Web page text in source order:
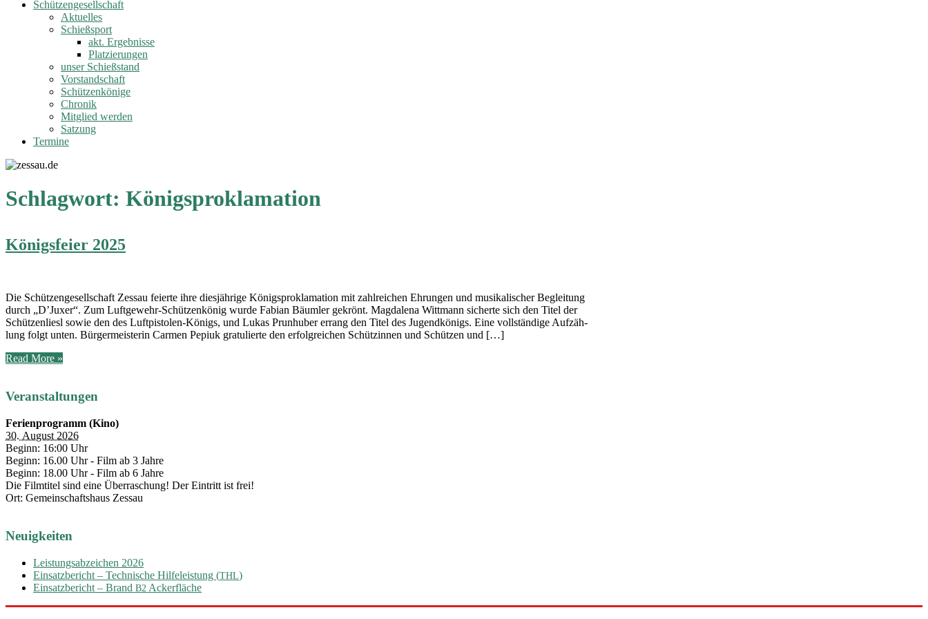
Schützengesellschaft
Aktuelles
Schießsport
akt. Ergebnisse
Platzierungen
unser Schießstand
Vorstandschaft
Schützenkönige
Chronik
Mitglied werden
Satzung
Termine
Schlagwort: Königsproklamation
Königsfeier 2025
Die Schüt­zen­ge­sell­schaft Zessau fei­er­te ihre dies­jäh­ri­ge Königs­pro­kla­ma­ti­on mit zahl­rei­chen Ehrun­gen und musi­ka­li­scher Beglei­tung
durch „D’Juxer“. Zum Luft­­ge­­wehr-Schü­t­­zen­­kö­­nig wur­de Fabi­an Bäum­ler gekrönt. Mag­da­le­na Witt­mann sicher­te sich den Titel der
Schüt­zen­liesl sowie den des Luft­­pis­­to­­len-Königs, und Lukas Prun­hu­ber errang den Titel des Jugend­kö­nigs. Eine voll­stän­di­ge Auf­zäh­
lung folgt unten. Bür­ger­meis­te­rin Car­men Pepi­uk gra­tu­lier­te den erfolg­rei­chen Schüt­zin­nen und Schüt­zen und […]
Read More »
Veranstaltungen
Ferienprogramm (Kino)
30. August 2026
Beginn: 16:00 Uhr
Beginn: 16.00 Uhr - Film ab 3 Jahre
Beginn: 18.00 Uhr - Film ab 6 Jahre
Die Filmtitel sind eine Überraschung! Der Eintritt ist frei!
Ort: Gemeinschaftshaus Zessau
Neuigkeiten
Leistungsabzeichen 2026
Einsatzbericht – Technische Hilfeleistung (THL)
Einsatzbericht – Brand B2 Ackerfläche